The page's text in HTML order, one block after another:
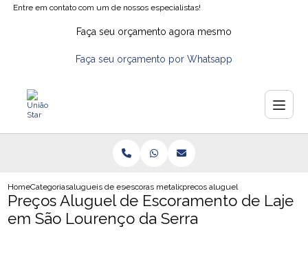
Entre em contato com um de nossos especialistas!
Faça seu orçamento agora mesmo
Faça seu orçamento por Whatsapp
HomeCategoriasalugueis de escorasescoras metalicas para laje aluguel
precos aluguel de escoramento
Preços Aluguel de Escoramento de Laje
em São Lourenço da Serra